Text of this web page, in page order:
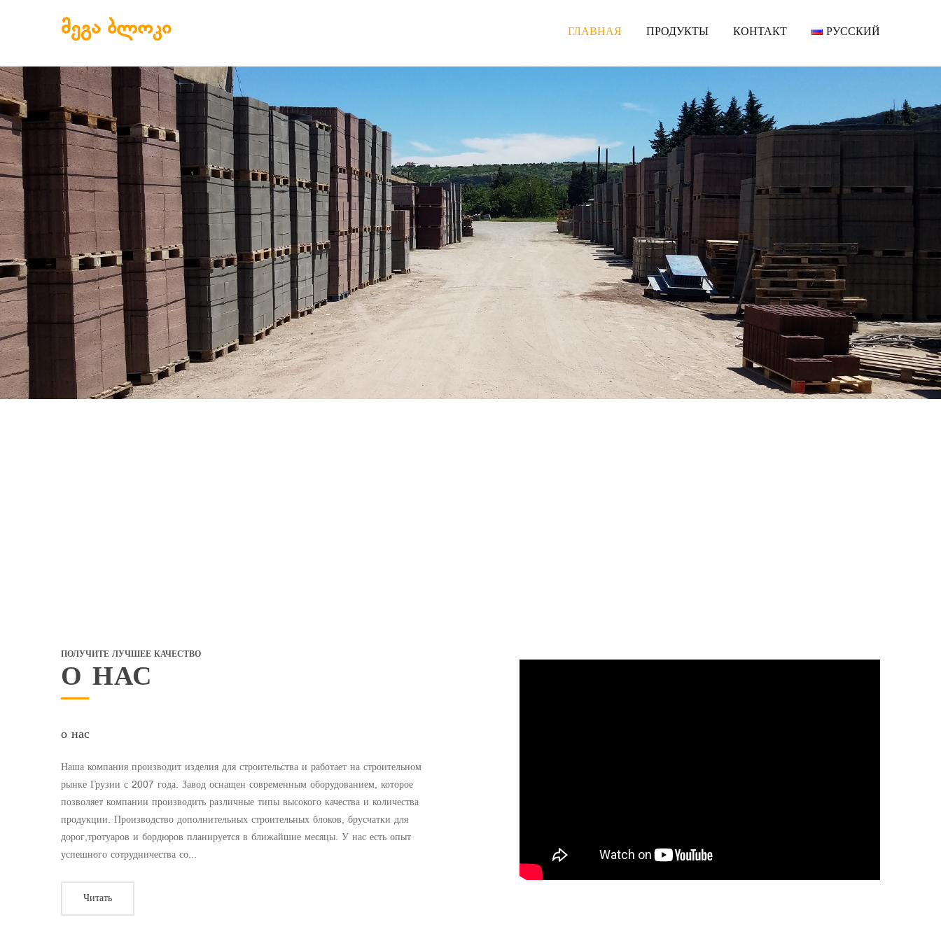
ᲛᲔᲒᲐ ᲑᲚᲝᲙᲘ ГЛАВНАЯ ПРОДУКТЫ КОНТАКТ РУССКИЙ
ПОЛУЧИТЕ ЛУЧШЕЕ КАЧЕСТВО
О НАС
о нас
Наша компания производит изделия для строительства и работает на строительном
рынке Грузии с 2007 года. Завод оснащен современным оборудованием, которое
позволяет компании производить различные типы высокого качества и количества
продукции. Производство дополнительных строительных блоков, брусчатки для
дорог,тротуаров и бордюров планируется в ближайшие месяцы. У нас есть опыт
успешного сотрудничества со...
Читать